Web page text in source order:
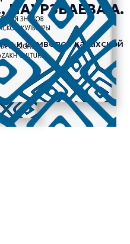
А.
и символов казахской